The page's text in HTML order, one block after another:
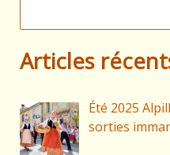
Articles
Été 2025
sorties